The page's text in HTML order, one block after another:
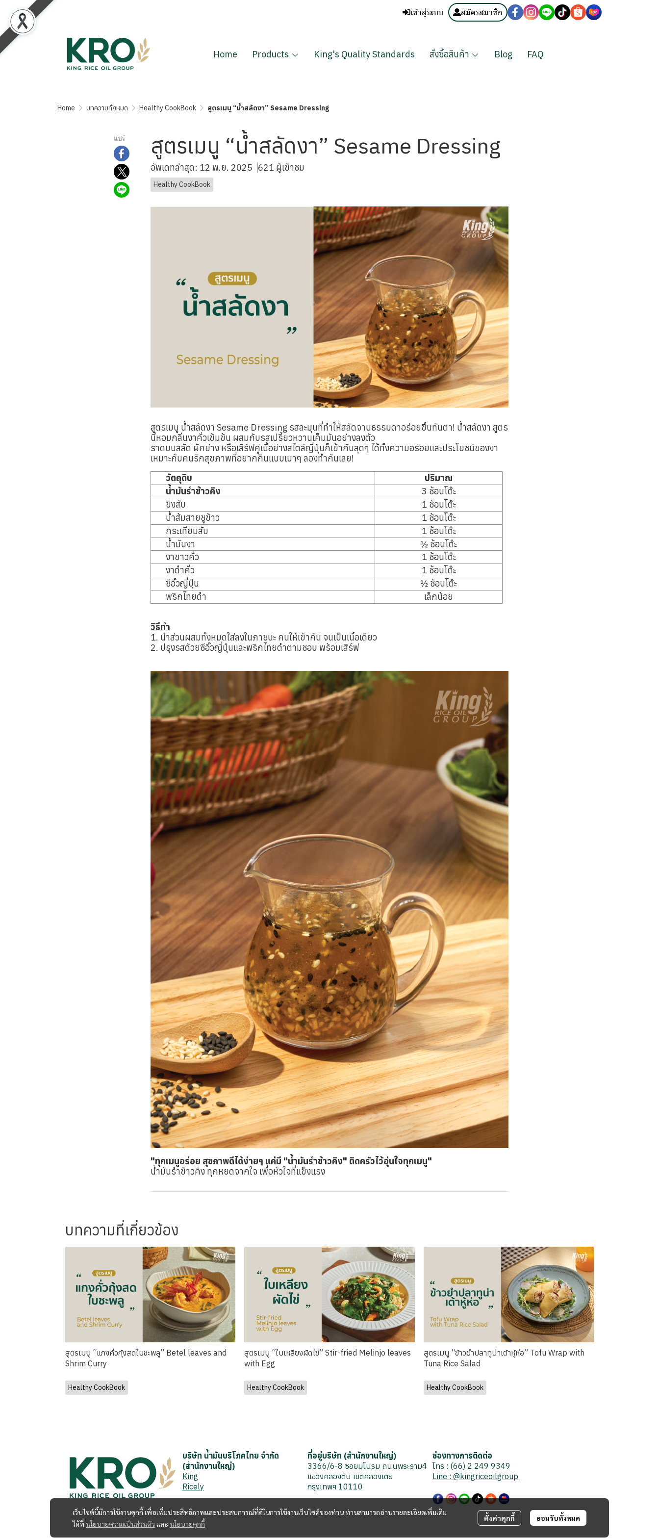
เข้าสู่ระบบ สมัครสมาชิก
Home Products King's Quality Standards สั่งซื้อสินค้า Blog FAQ
Home บทความทั้งหมด Healthy CookBook สูตรเมนู “น้ำสลัดงา” Sesame Dressing
แชร์ สูตรเมนู “น้ำสลัดงา” Sesame Dressing
อัพเดทล่าสุด: 12 พ.ย. 2025 621 ผู้เข้าชม
Healthy CookBook
สูตรเมนู น้ำสลัดงา Sesame Dressing รสละมุนที่ทำให้สลัดจานธรรมดาอร่อยขึ้นทันตา! น้ำสลัดงา สูตร
นี้หอมกลิ่นงาคั่วเข้มข้น ผสมกับรสเปรี้ยวหวานเค็มมันอย่างลงตัว
ราดบนสลัด ผักย่าง หรือเสิร์ฟคู่เนื้อย่างสไตล์ญี่ปุ่นก็เข้ากันสุดๆ ได้ทั้งความอร่อยและประโยชน์ของงา
เหมาะกับคนรักสุขภาพที่อยากกินแบบเบาๆ ลองทำกันเลย!
วัตถุดิบ
ปริมาณ
น้ำมันรำข้าวคิง
3 ช้อนโต๊ะ
ขิงสับ
1 ช้อนโต๊ะ
น้ำส้มสายชูข้าว
1 ช้อนโต๊ะ
กระเทียมสับ
1 ช้อนโต๊ะ
น้ำมันงา
½ ช้อนโต๊ะ
งาขาวคั่ว
1 ช้อนโต๊ะ
งาดำคั่ว
1 ช้อนโต๊ะ
ซีอิ๊วญี่ปุ่น
½ ช้อนโต๊ะ
พริกไทยดำ
เล็กน้อย
วิธีทำ
1. นำส่วนผสมทั้งหมดใส่ลงในภาชนะ คนให้เข้ากัน จนเป็นเนื้อเดียว
2. ปรุงรสด้วยซีอิ๊วญี่ปุ่นและพริกไทยดำตามชอบ พร้อมเสิร์ฟ
"ทุกเมนูอร่อย สุขภาพดีได้ง่ายๆ แค่มี "น้ำมันรำข้าวคิง" ติดครัวไว้อุ่นใจทุกเมนู"
น้ำมันรำข้าวคิง ทุกหยดจากใจ เพื่อหัวใจที่แข็งแรง
บทความที่เกี่ยวข้อง
สูตรเมนู “แกงคั่วกุ้งสดใบชะพลู” Betel leaves and
Shrim Curry
Healthy CookBook
สูตรเมนู “ใบเหลียงผัดไข่” Stir-fried Melinjo leaves
with Egg
Healthy CookBook
สูตรเมนู “ข้าวยำปลาทูน่าเต้าหู้ห่อ” Tofu Wrap with
Tuna Rice Salad
Healthy CookBook
เว็บไซต์นี้มีการใช้งานคุกกี้ เพื่อเพิ่มประสิทธิภาพและประสบการณ์ที่ดีในการใช้งานเว็บไซต์ของท่าน ท่านสามารถอ่านรายละเอียดเพิ่มเติม
ได้ที่ นโยบายความเป็นส่วนตัว และ นโยบายคุกกี้
ตั้งค่าคุกกี้ ยอมรับทั้งหมด
บริษัท น้ำมันบริโภคไทย จำกัด
(สำนักงานใหญ่)
King
Ricely
ที่อยู่บริษัท (สำนักงานใหญ่)
3366/6-8 ซอยมโนรม ถนนพระราม4
แขวงคลองตัน เขตคลองเตย
กรุงเทพฯ 10110
ช่องทางการติดต่อ
โทร : (66) 2 249 9349
Line : @kingriceoilgroup